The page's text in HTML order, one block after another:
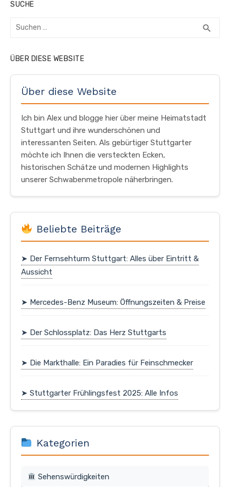
SUCHE
Suchen
search
ÜBER DIESE WEBSITE
Über diese Website
Ich bin Alex und blogge hier über meine Heimatstadt
Stuttgart und ihre wunderschönen und
interessanten Seiten. Als gebürtiger Stuttgarter
möchte ich Ihnen die versteckten Ecken,
historischen Schätze und modernen Highlights
unserer Schwabenmetropole näherbringen.
Beliebte Beiträge
➤ Der Fernsehturm Stuttgart: Alles über Eintritt &
Aussicht
➤ Mercedes-Benz Museum: Öffnungszeiten & Preise
➤ Der Schlossplatz: Das Herz Stuttgarts
➤ Die Markthalle: Ein Paradies für Feinschmecker
➤ Stuttgarter Frühlingsfest 2025: Alle Infos
Kategorien
Sehenswürdigkeiten